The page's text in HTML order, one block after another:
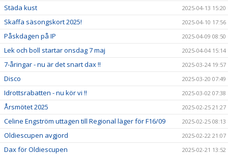
Städa kust 2025-04-13 15:20
Skaffa säsongskort 2025! 2025-04-10 17:56
Påskdagen på IP 2025-04-09 08:50
Lek och boll startar onsdag 7 maj 2025-04-04 15:14
7-åringar - nu är det snart dax !! 2025-03-24 19:57
Disco 2025-03-20 07:49
Idrottsrabatten - nu kör vi !! 2025-03-02 07:38
Årsmötet 2025 2025-02-25 21:27
Celine Engström uttagen till Regional läger för F16/09 2025-02-25 08:13
Oldiescupen avgjord 2025-02-22 21:07
Dax för Oldiescupen 2025-02-21 13:52